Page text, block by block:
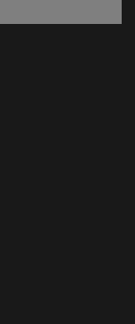
ventana)
ventana)